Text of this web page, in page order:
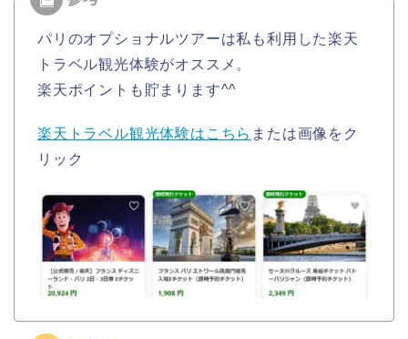
パリのオプショナルツアーは私も利用した楽天
トラベル観光体験がオススメ。
楽天ポイントも貯まります^^
楽天トラベル観光体験はこちら または画像をク
リック